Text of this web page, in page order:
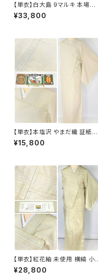
【単衣】白大島 9マルキ 本場大
島紬 証紙付き 小紋 正絹 蔦の
葉 白 紫 緑 オフホワイト 1229
¥33,800
【単衣】本塩沢 やまだ織 証紙付
き 横縞 小紋 正絹 クリーム色 1
350
¥15,800
【単衣】紅花紬 未使用 横縞 小
紋 正絹 黄緑 青 ピンク 薄柳 13
22
¥28,800